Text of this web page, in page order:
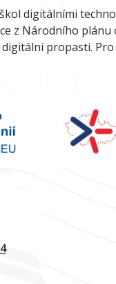
digitálními
z Národního
propasti.